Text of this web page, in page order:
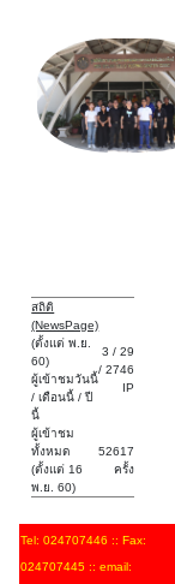
สถิติ
(NewsPage)
(ตั้งแต่ พ.ย.
60)
ผู้เข้าชมวันนี้
/ เดือนนี้ / ปี
นี้
3 / 29
/ 2746
IP
ผู้เข้าชม
ทั้งหมด
(ตั้งแต่ 16
พ.ย. 60)
52617
ครั้ง
Tel: 024707446 :: Fax:
024707445 :: email: